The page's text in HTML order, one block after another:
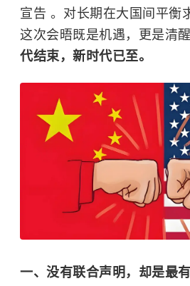
宣告 。对长期在大国间平衡
这次会晤既是机遇，更是清
代结束，新时代已至。
一、没有联合声明，却是最